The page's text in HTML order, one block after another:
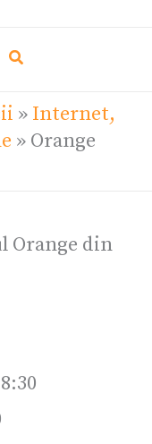
» Internet,
» Orange
Orange din